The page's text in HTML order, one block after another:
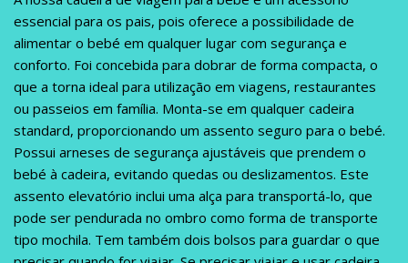
essencial para os pais, pois oferece a possibilidade de
alimentar o bebé em qualquer lugar com segurança e
conforto. Foi concebida para dobrar de forma compacta, o
que a torna ideal para utilização em viagens, restaurantes
ou passeios em família. Monta-se em qualquer cadeira
standard, proporcionando um assento seguro para o bebé.
Possui arneses de segurança ajustáveis ​​que prendem o
bebé à cadeira, evitando quedas ou deslizamentos. Este
assento elevatório inclui uma alça para transportá-lo, que
pode ser pendurada no ombro como forma de transporte
tipo mochila. Tem também dois bolsos para guardar o que